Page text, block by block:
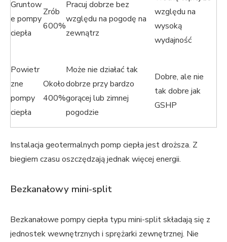
Gruntow
e pompy
ciepła
Zrób
600%
Pracuj dobrze bez
względu na pogodę na
zewnątrz
względu na
wysoką
wydajność
Powietr
zne
pompy
ciepła
Około
400%
Może nie działać tak
dobrze przy bardzo
gorącej lub zimnej
pogodzie
Dobre, ale nie
tak dobre jak
GSHP
Instalacja geotermalnych pomp ciepła jest droższa. Z
biegiem czasu oszczędzają jednak więcej energii.
Bezkanałowy mini-split
Bezkanałowe pompy ciepła typu mini-split składają się z
jednostek wewnętrznych i sprężarki zewnętrznej. Nie